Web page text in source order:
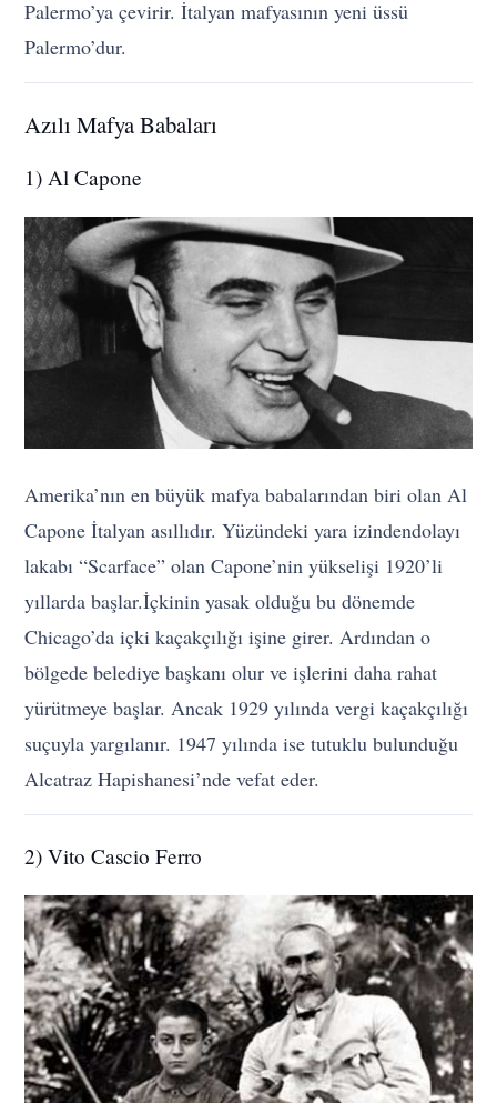
Palermo’ya çevirir. İtalyan mafyasının yeni üssü
Palermo’dur.
Azılı Mafya Babaları
1) Al Capone
Amerika’nın en büyük mafya babalarından biri olan Al
Capone İtalyan asıllıdır. Yüzündeki yara izindendolayı
lakabı “Scarface” olan Capone’nin yükselişi 1920’li
yıllarda başlar.İçkinin yasak olduğu bu dönemde
Chicago’da içki kaçakçılığı işine girer. Ardından o
bölgede belediye başkanı olur ve işlerini daha rahat
yürütmeye başlar. Ancak 1929 yılında vergi kaçakçılığı
suçuyla yargılanır. 1947 yılında ise tutuklu bulunduğu
Alcatraz Hapishanesi’nde vefat eder.
2) Vito Cascio Ferro